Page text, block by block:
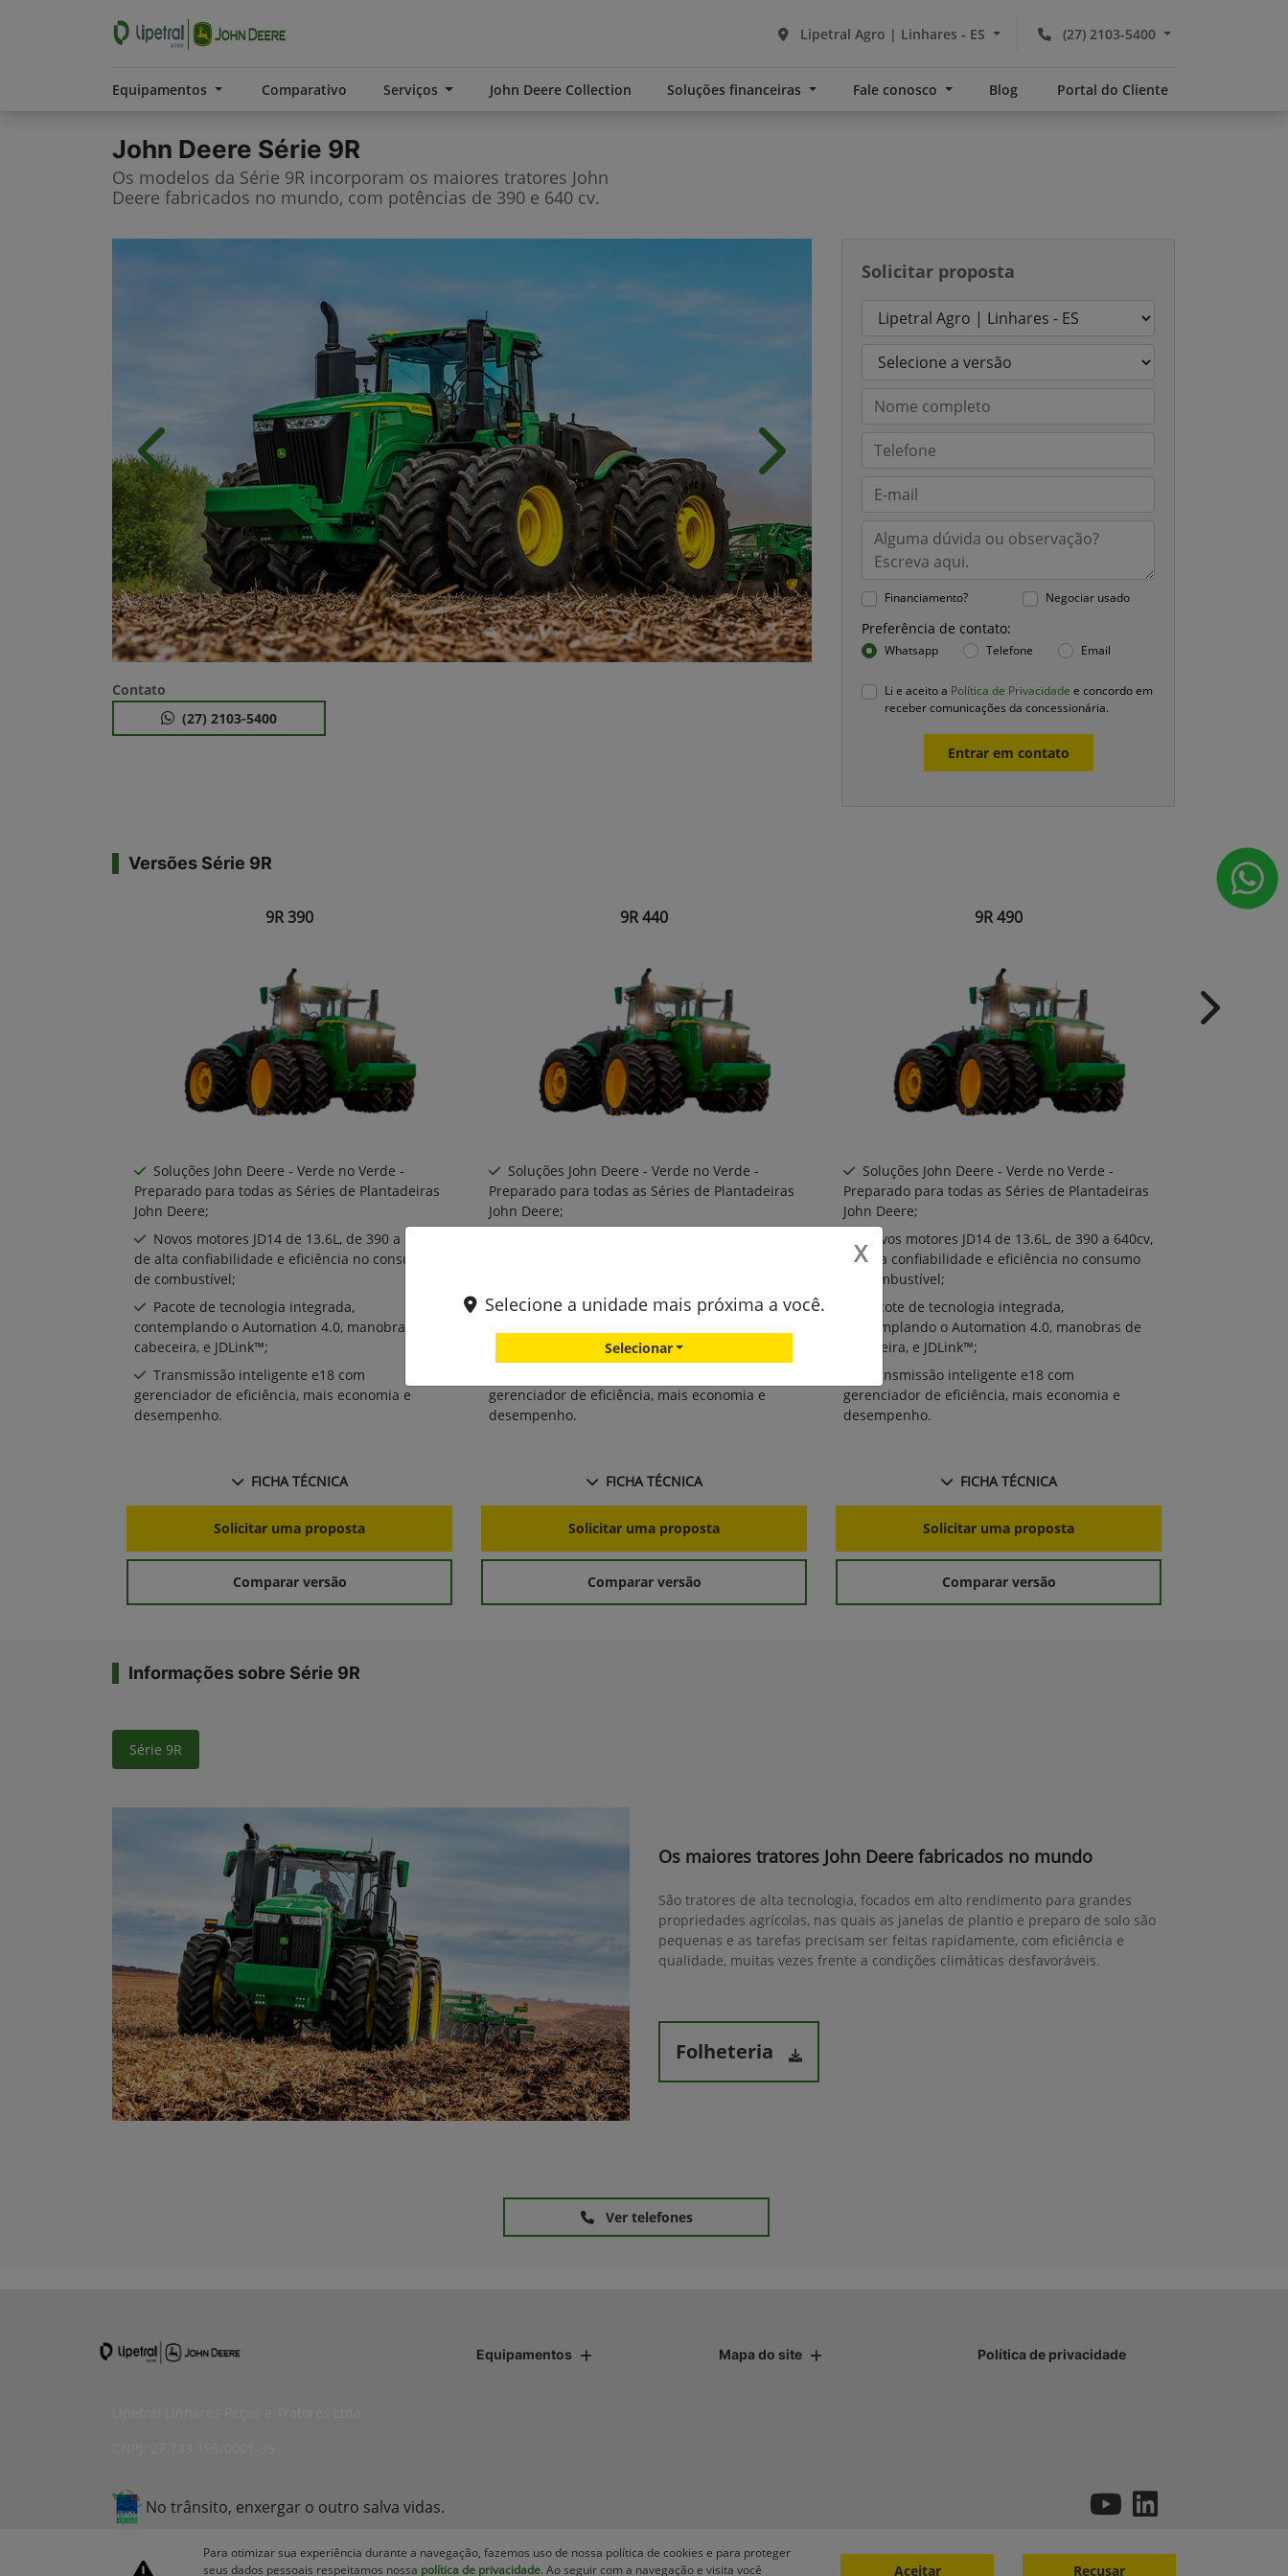
(27) 2103-5400
Lipetral Agro | Linhares - ES
Equipamentos Comparativo Serviços John Deere Collection Soluções financeiras Fale conosco Blog Portal do Cliente
John Deere Série 9R
Os modelos da Série 9R incorporam os maiores tratores John
Deere fabricados no mundo, com potências de 390 e 640 cv.
Solicitar proposta
Financiamento? Negociar usado
Preferência de contato:
Whatsapp Telefone Email
Li e aceito a Política de Privacidade e concordo em
receber comunicações da concessionária.
Entrar em contato
Anterior Próximo
Contato
(27) 2103-5400
Versões Série 9R
9R 390
Soluções John Deere - Verde no Verde -
Preparado para todas as Séries de Plantadeiras
John Deere;
Novos motores JD14 de 13.6L, de 390 a 640cv,
de alta confiabilidade e eficiência no consumo
de combustível;
Pacote de tecnologia integrada,
contemplando o Automation 4.0, manobras de
cabeceira, e JDLink™;
Transmissão inteligente e18 com
gerenciador de eficiência, mais economia e
desempenho.
FICHA TÉCNICA
Solicitar uma proposta
Comparar versão
9R 440
Soluções John Deere - Verde no Verde -
Preparado para todas as Séries de Plantadeiras
John Deere;
Pacote de tecnologia integrada,
cabeceira, e JDLink™;
gerenciador de eficiência, mais economia e
desempenho.
FICHA TÉCNICA
Solicitar uma proposta
Comparar versão
9R 490
Soluções John Deere - Verde no Verde -
Preparado para todas as Séries de Plantadeiras
John Deere;
Novos motores JD14 de 13.6L, de 390 a 640cv,
de alta confiabilidade e eficiência no consumo
de combustível;
Pacote de tecnologia integrada,
contemplando o Automation 4.0, manobras de
cabeceira, e JDLink™;
Transmissão inteligente e18 com
gerenciador de eficiência, mais economia e
desempenho.
FICHA TÉCNICA
Solicitar uma proposta
Comparar versão
Next
Informações sobre Série 9R
Série 9R
Os maiores tratores John Deere fabricados no mundo
São tratores de alta tecnologia, focados em alto rendimento para grandes
propriedades agrícolas, nas quais as janelas de plantio e preparo de solo são
pequenas e as tarefas precisam ser feitas rapidamente, com eficiência e
qualidade, muitas vezes frente a condições climáticas desfavoráveis.
Folheteria
Ver telefones
Equipamentos Mapa do site Política de privacidade
No trânsito, enxergar o outro salva vidas.
X
Selecione a unidade mais próxima a você.
Selecionar
Para otimizar sua experiência durante a navegação, fazemos uso de nossa política de cookies e para proteger
seus dados pessoais respeitamos nossa política de privacidade. Ao seguir com a navegação e visita você Aceitar Recusar